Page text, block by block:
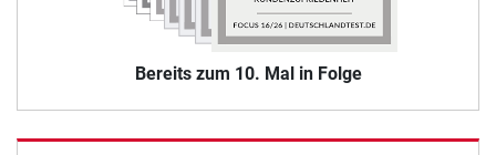
Bereits zum 10. Mal in Folge